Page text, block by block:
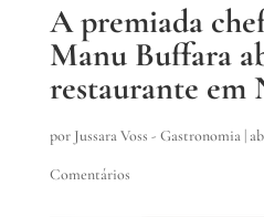
A premiada
Manu Buffara
restaurante em
por Jussara Voss - Gastronomia|
Comentários